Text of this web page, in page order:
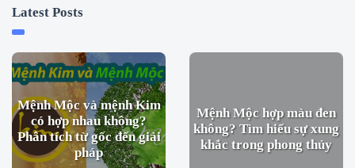
Latest Posts
Mệnh Mộc và mệnh Kim
có hợp nhau không?
Phân tích từ gốc đến giải
pháp
Mệnh Mộc hợp màu đen
không? Tìm hiểu sự xung
khắc trong phong thủy